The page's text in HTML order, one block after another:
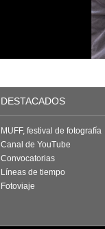
DESTACADOS
MUFF, festival de fotografía
Canal de YouTube
Convocatorias
Líneas de tiempo
Fotoviaje